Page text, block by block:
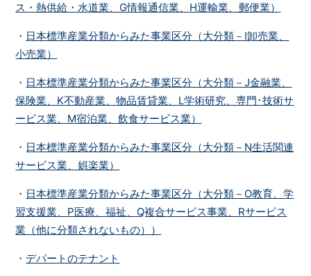
ス・熱供給・水道業、G情報通信業、H運輸業、郵便業）
・ 日本標準産業分類からみた事業区分（大分類－I卸売業、
小売業）
・ 日本標準産業分類からみた事業区分（大分類－J金融業、
保険業、K不動産業、物品賃貸業、L学術研究、専門･技術サ
ービス業、M宿泊業、飲食サービス業）
・ 日本標準産業分類からみた事業区分（大分類－N生活関連
サービス業、娯楽業）
・ 日本標準産業分類からみた事業区分（大分類－O教育、学
習支援業、P医療、福祉、Q複合サービス事業、Rサービス
業（他に分類されないもの））
・ デパートのテナント